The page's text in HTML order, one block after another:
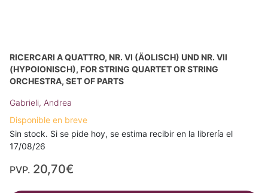
RICERCARI A QUATTRO, NR. VI (ÄOLISCH) UND NR. VII
(HYPOIONISCH), FOR STRING QUARTET OR STRING
ORCHESTRA, SET OF PARTS
Gabrieli, Andrea
Disponible en breve
Sin stock. Si se pide hoy, se estima recibir en la librería el
17/08/26
PVP. 20,70€